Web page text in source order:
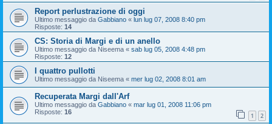
Report perlustrazione di oggi
Ultimo messaggio da Gabbiano « lun lug 07, 2008 8:40 pm
Risposte: 14
CS: Storia di Margi e di un anello
Ultimo messaggio da Niseema « sab lug 05, 2008 4:48 pm
Risposte: 12
I quattro pullotti
Ultimo messaggio da Niseema « mer lug 02, 2008 8:01 am
Recuperata Margi dall'Arf
Ultimo messaggio da Gabbiano « mar lug 01, 2008 11:06 pm
Risposte: 16 1 2